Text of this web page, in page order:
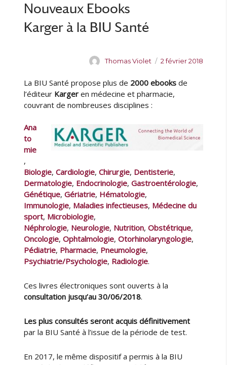
t
h
u
n
é
h
e
t
(
8
2
-
1
5
8
)
,
s
e
v
a
e
Nouveaux Ebooks
Karger à la BIU Santé
A
t
e
u
Thomas Violet
P
b
l
e
2 février 2018
La BIU Santé propose plus de 2000 ebooks de
l’éditeur Kargeren médecine et pharmacie,
couvrant de nombreuses disciplines :
Ana
to
mie
,
Biologie,Cardiologie,Chirurgie, Dentisterie,
Dermatologie, Endocrinologie,Gastroentérologie,
Génétique,Gériatrie, Hématologie,
Immunologie, Maladies infectieuses, Médecine du
sport, Microbiologie,
Néphrologie, Neurologie, Nutrition,Obstétrique,
Oncologie,Ophtalmologie,Otorhinolaryngologie,
Pédiatrie, Pharmacie, Pneumologie,
Psychiatrie/Psychologie, Radiologie.
Ces livres électroniques sont ouverts à la
consultation jusqu’au 30/06/2018.
Les plus consultés seront acquis définitivement
par la BIU Santé à l’issue de la période de test.
En 2017, le même dispositif a permis à la BIU